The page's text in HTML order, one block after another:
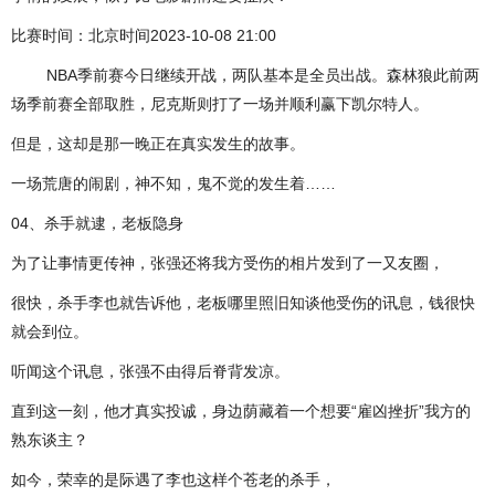
比赛时间：北京时间2023-10-08 21:00
NBA季前赛今日继续开战，两队基本是全员出战。森林狼此前两
场季前赛全部取胜，尼克斯则打了一场并顺利赢下凯尔特人。
但是，这却是那一晚正在真实发生的故事。
一场荒唐的闹剧，神不知，鬼不觉的发生着……
04、杀手就逮，老板隐身
为了让事情更传神，张强还将我方受伤的相片发到了一又友圈，
很快，杀手李也就告诉他，老板哪里照旧知谈他受伤的讯息，钱很快
就会到位。
听闻这个讯息，张强不由得后脊背发凉。
直到这一刻，他才真实投诚，身边荫藏着一个想要“雇凶挫折”我方的
熟东谈主？
如今，荣幸的是际遇了李也这样个苍老的杀手，